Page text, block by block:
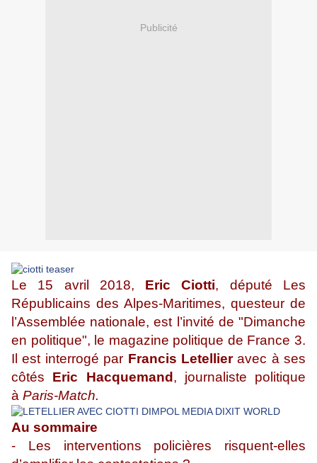
Publicité
Le 15 avril 2018, Eric Ciotti, député Les
Républicains des Alpes-Maritimes, questeur de
l’Assemblée nationale, est l’invité de "Dimanche
en politique", le magazine politique de France 3.
Il est interrogé par Francis Letellieravec à ses
côtés Eric Hacquemand , journaliste politique
à Paris-Match.
Au sommaire
- Les interventions policières risquent-elles